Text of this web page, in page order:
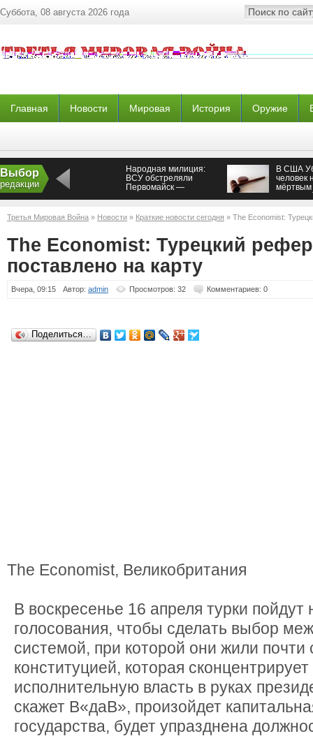
Суббота, 08 августа 2026 года
Главная Новости Мировая История Оружие
Выбор
редакции
Народная милиция:
ВСУ обстреляли
Первомайск —
В США
человек
мёртвым
Третья Мировая Война » Новости » Краткие новости сегодня » The Economist:
карту
The Economist: Турецкий
поставлено на карту
Вчера, 09:15 Автор: admin Просмотров: 32 Комментариев: 0
Поделиться…
The Economist, Великобритания
В воскресенье 16 апреля турки пойдут
голосования, чтобы сделать выбор
системой, при которой они жили почти
конституцией, которая
исполнительную власть в руках
скажет В«даВ», произойдет
государства, будет упразднена